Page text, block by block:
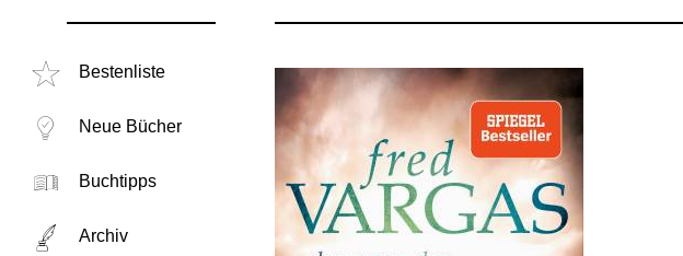
Bestenliste
Neue Bücher
Buchtipps
Archiv